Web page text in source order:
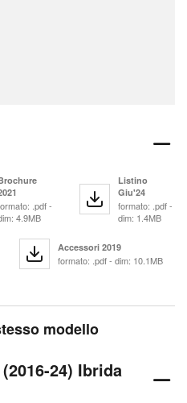
.pdf -
4.9MB
Listino
Giu'24
formato: .pdf -
dim: 1.4MB
Accessori 2019
formato: .pdf - dim: 10.1MB
modello
24) Ibrida